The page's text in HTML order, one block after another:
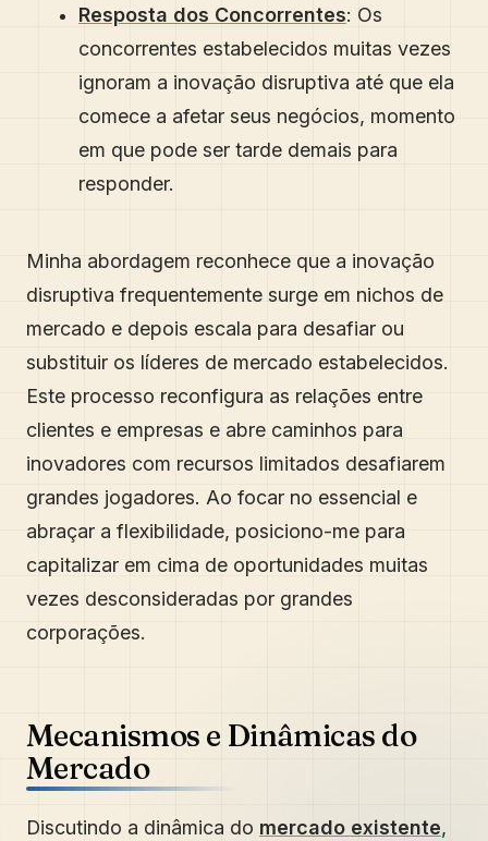
Resposta dos Concorrentes: Os
concorrentes estabelecidos muitas vezes
ignoram a inovação disruptiva até que ela
comece a afetar seus negócios, momento
em que pode ser tarde demais para
responder.
Minha abordagem reconhece que a inovação
disruptiva frequentemente surge em nichos de
mercado e depois escala para desafiar ou
substituir os líderes de mercado estabelecidos.
Este processo reconfigura as relações entre
clientes e empresas e abre caminhos para
inovadores com recursos limitados desafiarem
grandes jogadores. Ao focar no essencial e
abraçar a flexibilidade, posiciono-me para
capitalizar em cima de oportunidades muitas
vezes desconsideradas por grandes
corporações.
Mecanismos e Dinâmicas do
Mercado
Discutindo a dinâmica do mercado existente,